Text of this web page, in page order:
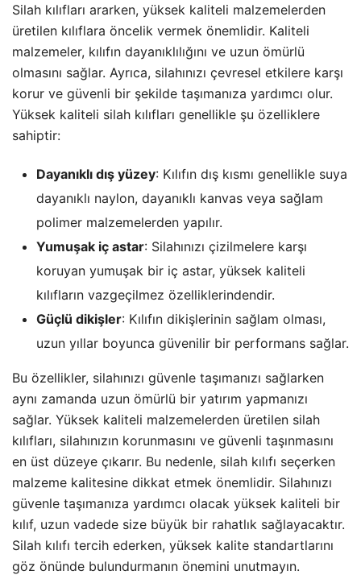
Silah kılıfları ararken, yüksek kaliteli malzemelerden
üretilen kılıflara öncelik vermek önemlidir. Kaliteli
malzemeler, kılıfın dayanıklılığını ve uzun ömürlü
olmasını sağlar. Ayrıca, silahınızı çevresel etkilere karşı
korur ve güvenli bir şekilde taşımanıza yardımcı olur.
Yüksek kaliteli silah kılıfları genellikle şu özelliklere
sahiptir:
Dayanıklı dış yüzey: Kılıfın dış kısmı genellikle suya
dayanıklı naylon, dayanıklı kanvas veya sağlam
polimer malzemelerden yapılır.
Yumuşak iç astar: Silahınızı çizilmelere karşı
koruyan yumuşak bir iç astar, yüksek kaliteli
kılıfların vazgeçilmez özelliklerindendir.
Güçlü dikişler: Kılıfın dikişlerinin sağlam olması,
uzun yıllar boyunca güvenilir bir performans sağlar.
Bu özellikler, silahınızı güvenle taşımanızı sağlarken
aynı zamanda uzun ömürlü bir yatırım yapmanızı
sağlar. Yüksek kaliteli malzemelerden üretilen silah
kılıfları, silahınızın korunmasını ve güvenli taşınmasını
en üst düzeye çıkarır. Bu nedenle, silah kılıfı seçerken
malzeme kalitesine dikkat etmek önemlidir. Silahınızı
güvenle taşımanıza yardımcı olacak yüksek kaliteli bir
kılıf, uzun vadede size büyük bir rahatlık sağlayacaktır.
Silah kılıfı tercih ederken, yüksek kalite standartlarını
göz önünde bulundurmanın önemini unutmayın.